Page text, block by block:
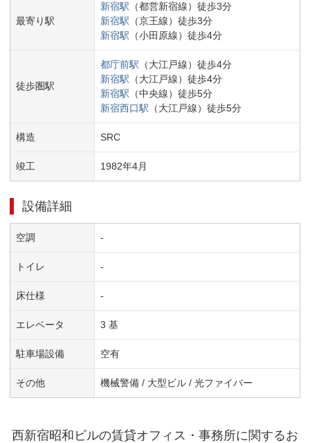
最寄り駅
新宿駅 （都営新宿線） 徒歩3分
新宿駅 （京王線） 徒歩3分
新宿駅 （小田原線） 徒歩4分
徒歩圏駅
都庁前駅 （大江戸線） 徒歩4分
新宿駅 （大江戸線） 徒歩4分
新宿駅 （中央線） 徒歩5分
新宿西口駅 （大江戸線） 徒歩5分
構造 SRC
竣工 1982年4月
設備詳細
空調 -
トイレ -
床仕様 -
エレベータ 3 基
駐車場設備 空有
その他 機械警備 / 大型ビル / 光ファイバー
西新宿昭和ビルの賃貸オフィス・事務所に関するお